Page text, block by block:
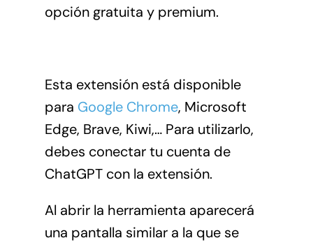
opción gratuita y premium.
Esta extensión está disponible
para Google Chrome, Microsoft
Edge, Brave, Kiwi,… Para utilizarlo,
debes conectar tu cuenta de
ChatGPT con la extensión.
Al abrir la herramienta aparecerá
una pantalla similar a la que se